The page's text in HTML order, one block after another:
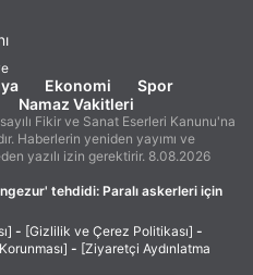
Ekonomi
Spor
Namaz Vakitleri
Fikir ve Sanat Eserleri Kanunu'na
Haberlerin yeniden yayımı ve
yazılı izin gerektirir. 8.08.2026
tehdidi: Paralı askerleri için
- [Gizlilik ve Çerez Politikası] -
- [Ziyaretçi Aydınlatma